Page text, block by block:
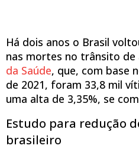
Há dois anos o Brasil
nas mortes no trânsito de
da Saúde, que, com base
de 2021, foram 33,8 mil
uma alta de 3,35%, se
Estudo para redução
brasileiro